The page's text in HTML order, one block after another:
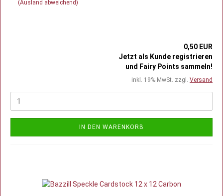
(Ausland abweichend)
0,50 EUR
Jetzt als Kunde registrieren
und Fairy Points sammeln!
inkl. 19% MwSt. zzgl. Versand
IN DEN WARENKORB